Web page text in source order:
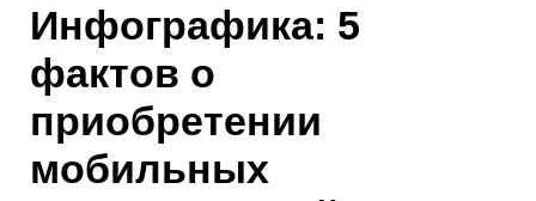
Инфографика: 5
фактов о
приобретении
мобильных